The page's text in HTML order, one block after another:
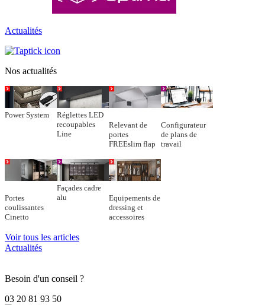
Actualités
Nos actualités
Power System
Réglettes LED
recoupables
Line
Relevant de
portes
FREEslim flap
Configurateur
de plans de
travail
Portes
coulissantes
Cinetto
Façades cadre
alu
Equipements de
dressing et
accessoires
Voir tous les articles
Actualités
Besoin d'un conseil ?
03 20 81 93 50